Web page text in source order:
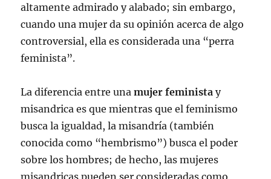
altamente admirado y alabado; sin embargo,
cuando una mujer da su opinión acerca de algo
controversial, ella es considerada una “perra
feminista”.
La diferencia entre unamujer feminista y
misandrica es que mientras que el feminismo
busca la igualdad, la misandría (también
conocida como “hembrismo”) busca el poder
sobre los hombres; de hecho, las mujeres
misandricas pueden ser consideradas como